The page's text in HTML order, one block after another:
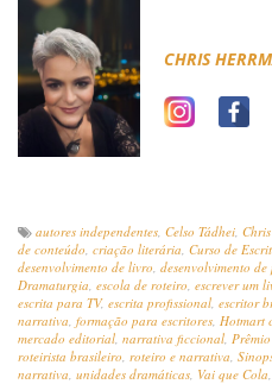
CHRIS
autores independentes Celso Tádhei
de conteúdo criação literária Curso de
desenvolvimento de livro desenvolvimento de
Dramaturgia escola de roteiro escrever um
escrita para TV, escrita profissional escritor
narrativa formação para escritores Hotmart
mercado editorial narrativa ficcional
roteirista brasileiro roteiro e narrativa
narrativa unidades dramáticas Vai que Cola